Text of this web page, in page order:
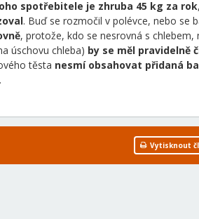
spotřebitele je zhruba 45 kg za rok,
. Buď se rozmočil v polévce, nebo se
, protože, kdo se nesrovná s chlebem,
úschovu chleba) by se měl pravidelně
těsta nesmí obsahovat přidaná
Vytisknout